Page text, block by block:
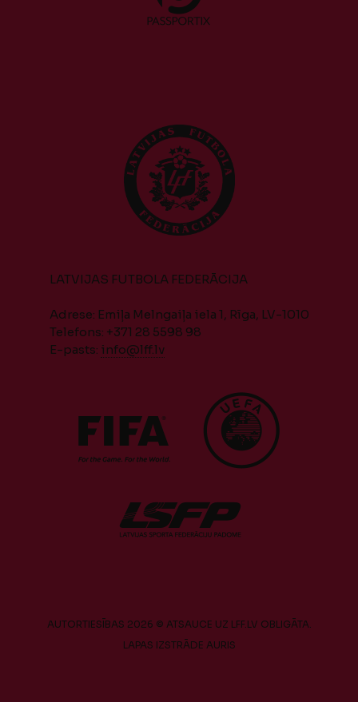
LATVIJAS FUTBOLA FEDERĀCIJA
Adrese: Emiļa Melngaiļa iela 1, Rīga, LV-1010
Telefons: +371 28 5598 98
E-pasts: info@lff.lv
AUTORTIESĪBAS 2026 © ATSAUCE UZ LFF.LV OBLIGĀTA.
LAPAS IZSTRĀDE AURIS